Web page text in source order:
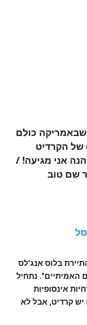
כולם
של הקרדיט
אני מגיעה! /
שם טוב
בלוס אנג'לס
האמיתיים". נתחיל
אינסופיות
יש קרדיט, אבל לא